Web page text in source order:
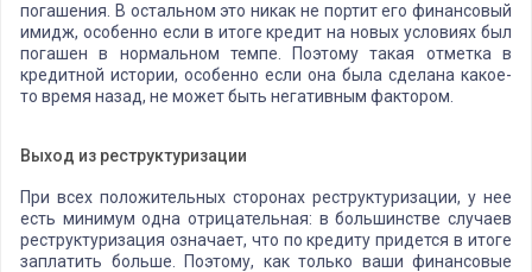
погашения. В остальном это никак не портит его финансовый
имидж, особенно если в итоге кредит на новых условиях был
погашен в нормальном темпе. Поэтому такая отметка в
кредитной истории, особенно если она была сделана какое-
то время назад, не может быть негативным фактором.
Выход из реструктуризации
При всех положительных сторонах реструктуризации, у нее
есть минимум одна отрицательная: в большинстве случаев
реструктуризация означает, что по кредиту придется в итоге
заплатить больше. Поэтому, как только ваши финансовые